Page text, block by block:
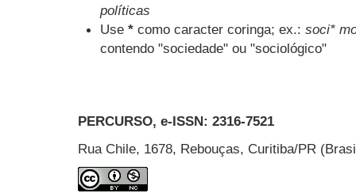
políticas
Use * como caracter coringa; ex.: soci*
contendo "sociedade" ou "sociológico"
PERCURSO, e-ISSN: 2316-7521
Rua Chile, 1678, Rebouças, Curitiba/PR